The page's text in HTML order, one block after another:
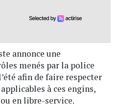
annonce une
menés par la police
afin de faire respecter
à ces engins,
en libre-service.